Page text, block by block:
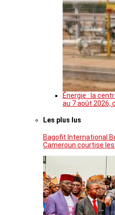
Énergie : la
au 7 août 2026,
Les plus lus
Bagofit International
Cameroun courtise